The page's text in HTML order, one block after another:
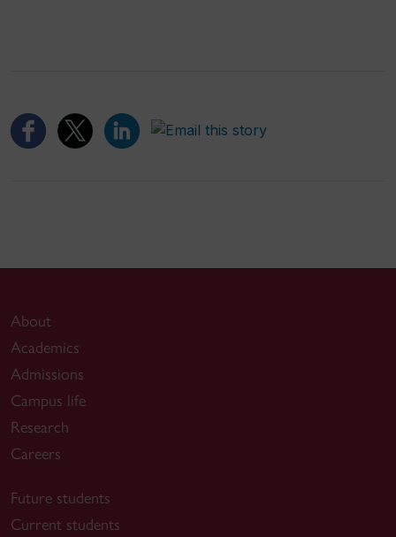
About
Academics
Admissions
Campus life
Research
Careers
Future students
Current students